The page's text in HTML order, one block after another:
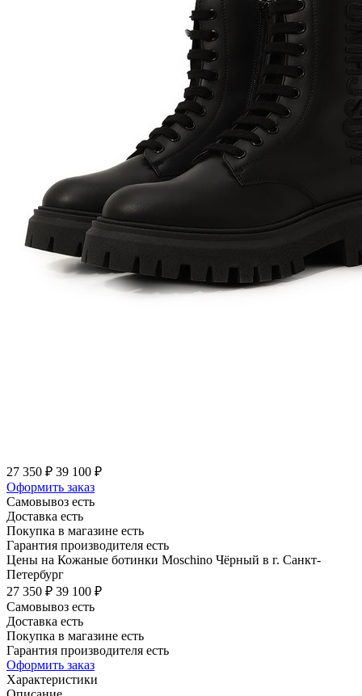
27 350 ₽ 39 100 ₽
Оформить заказ
Самовывоз есть
Доставка есть
Покупка в магазине есть
Гарантия производителя есть
Цены на Кожаные ботинки Moschino Чёрный в г. Санкт-
Петербург
27 350 ₽ 39 100 ₽
Самовывоз есть
Доставка есть
Покупка в магазине есть
Гарантия производителя есть
Оформить заказ
Характеристики